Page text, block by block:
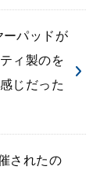
パッドが
ィ製のを
じだった
されたの